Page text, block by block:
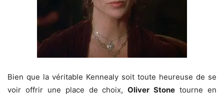
Bien que la véritable Kennealy soit toute heureuse de se
voir offrir une place de choix,Oliver Stone tourne en